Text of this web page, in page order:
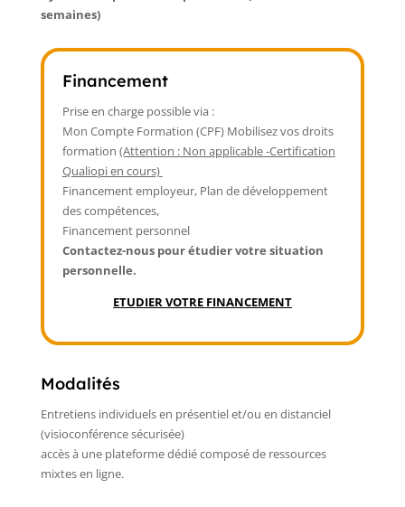
semaines)
Financement
Prise en charge possible via :
Mon Compte Formation (CPF) Mobilisez vos droits
formation (Attention : Non applicable -Certification
Qualiopi en cours)
Financement employeur, Plan de développement
des compétences,
Financement personnel
Contactez-nous pour étudier votre situation
personnelle.
ETUDIER VOTRE FINANCEMENT
Modalités
Entretiens individuels en présentiel et/ou en distanciel
(visioconférence sécurisée)
accès à une plateforme dédié composé de ressources
mixtes en ligne.